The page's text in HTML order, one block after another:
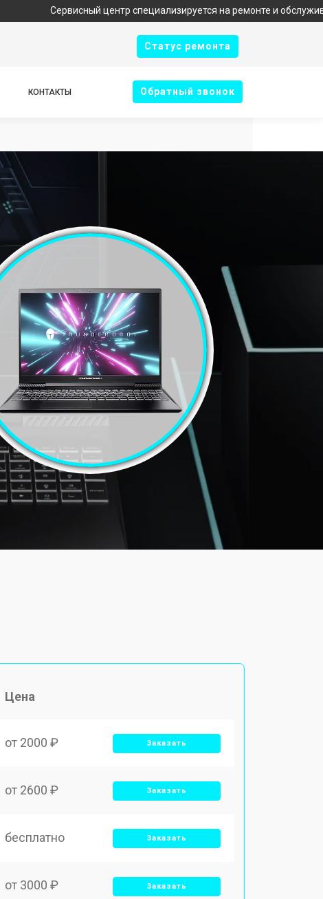
Сервисный центр специализируется на ремонте и обслуживании
Cтатус ремонта
КОНТАКТЫ Oбратный звонок
Цена
от 2000 ₽ Заказать
от 2600 ₽ Заказать
бесплатно Заказать
от 3000 ₽ Заказать